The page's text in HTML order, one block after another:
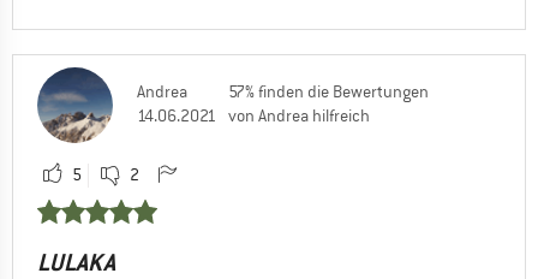
Andrea
14.06.2021
57% finden die Bewertungen
von Andrea hilfreich
5 2
LULAKA